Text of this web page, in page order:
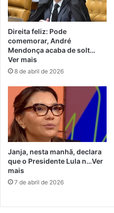
Direita feliz: Pode
comemorar, André
Mendonça acaba de solt…
Ver mais
8 de abril de 2026
Janja, nesta manhã, declara
que o Presidente Lula n…Ver
mais
7 de abril de 2026